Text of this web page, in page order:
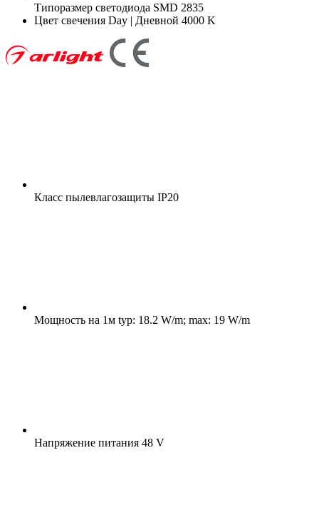
Типоразмер светодиода SMD 2835
Цвет свечения Day | Дневной 4000 K
Класс пылевлагозащиты IP20
Мощность на 1м typ: 18.2 W/m; max: 19 W/m
Напряжение питания 48 V